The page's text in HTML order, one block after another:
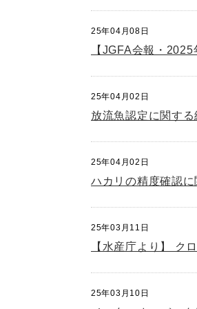
25年04月08日
【JGFA会報・2025
25年04月02日
放流魚認定に関す
25年04月02日
ハカリの精度確認
25年03月11日
【水産庁より】 ク
25年03月10日